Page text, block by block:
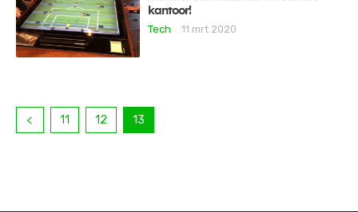
kantoor!
Tech
11 mrt 2020
11 12 13